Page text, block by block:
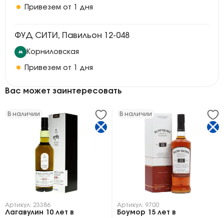
Привезем от 1 дня
ФУД СИТИ, Павильон 12-048
Корниловская
Привезем от 1 дня
Вас может заинтересовать
В наличии
Артикул: 23386
Лагавулин 10 лет в
В наличии
Артикул: 9700
Боумор 15 лет в